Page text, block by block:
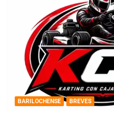
BARILOCHENSE BREVES